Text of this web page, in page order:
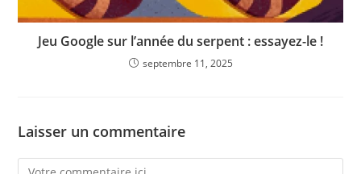
Jeu Google sur l’année du serpent : essayez-le !
septembre 11, 2025
Laisser un commentaire